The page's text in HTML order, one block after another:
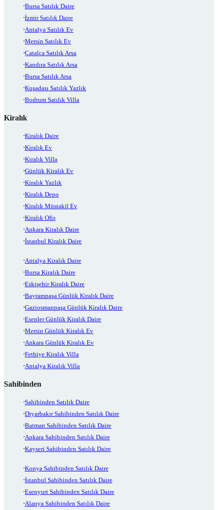
Bursa Satılık Daire
İzmir Satılık Daire
Antalya Satılık Ev
Mersin Satılık Ev
Çatalca Satılık Arsa
Kandıra Satılık Arsa
Bursa Satılık Arsa
Kuşadası Satılık Yazlık
Bodrum Satılık Villa
Kiralık
Kiralık Daire
Kiralık Ev
Kiralık Villa
Günlük Kiralık Ev
Kiralık Yazlık
Kiralık Depo
Kiralık Müstakil Ev
Kiralık Ofis
Ankara Kiralık Daire
İstanbul Kiralık Daire
Antalya Kiralık Daire
Bursa Kiralık Daire
Eskişehir Kiralık Daire
Bayrampaşa Günlük Kiralık Daire
Gaziosmanpaşa Günlük Kiralık Daire
Esenler Günlük Kiralık Daire
Mersin Günlük Kiralık Ev
Ankara Günlük Kiralık Ev
Fethiye Kiralık Villa
Antalya Kiralık Villa
Sahibinden
Sahibinden Satılık Daire
Diyarbakır Sahibinden Satılık Daire
Batman Sahibinden Satılık Daire
Ankara Sahibinden Satılık Daire
Kayseri Sahibinden Satılık Daire
Konya Sahibinden Satılık Daire
İstanbul Sahibinden Satılık Daire
Esenyurt Sahibinden Satılık Daire
Alanya Sahibinden Satılık Daire